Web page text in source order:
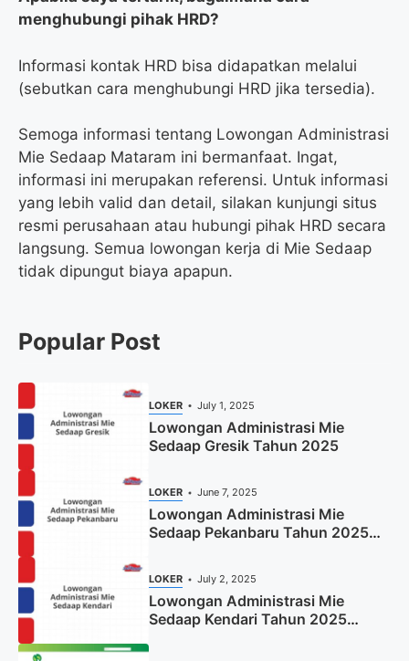
menghubungi pihak HRD?
Informasi kontak HRD bisa didapatkan melalui
(sebutkan cara menghubungi HRD jika tersedia).
Semoga informasi tentang Lowongan Administrasi
Mie Sedaap Mataram ini bermanfaat. Ingat,
informasi ini merupakan referensi. Untuk informasi
yang lebih valid dan detail, silakan kunjungi situs
resmi perusahaan atau hubungi pihak HRD secara
langsung. Semua lowongan kerja di Mie Sedaap
tidak dipungut biaya apapun.
Popular Post
LOKER July 1, 2025
Lowongan Administrasi Mie
Sedaap Gresik Tahun 2025
LOKER June 7, 2025
Lowongan Administrasi Mie
Sedaap Pekanbaru Tahun 2025
LOKER July 2, 2025
Lowongan Administrasi Mie
Sedaap Kendari Tahun 2025